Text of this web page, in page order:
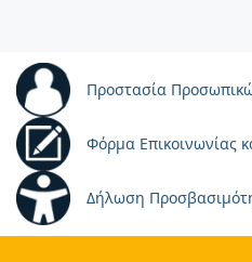
Προστασία
Φόρμα Επικοινωνίας
Δήλωση